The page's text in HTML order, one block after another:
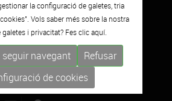
la configuració de galetes, tria
Vols saber més sobre la nostra
i privacitat? Fes clicaquí.
navegant
Refusar
de cookies